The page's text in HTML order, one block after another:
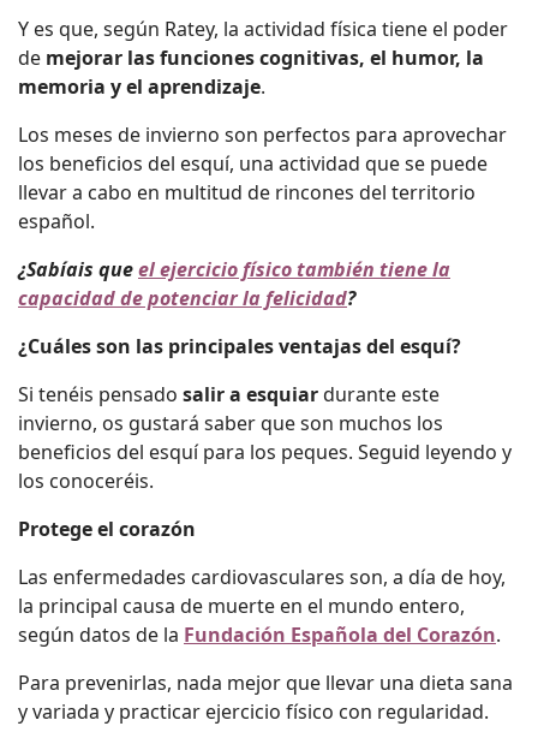
Y es que, según Ratey, la actividad física tiene el poder
de mejorar las funciones cognitivas, el humor, la
memoria y el aprendizaje.
Los meses de invierno son perfectos para aprovechar
los beneficios del esquí, una actividad que se puede
llevar a cabo en multitud de rincones del territorio
español.
¿Sabíais queel ejercicio físico también tiene la
capacidad de potenciar la felicidad?
¿Cuáles son las principales ventajas del esquí?
Si tenéis pensado salir a esquiardurante este
invierno, os gustará saber que son muchos los
beneficios del esquí para los peques. Seguid leyendo y
los conoceréis.
Protege el corazón
Las enfermedades cardiovasculares son, a día de hoy,
la principal causa de muerte en el mundo entero,
según datos de la Fundación Española del Corazón.
Para prevenirlas, nada mejor que llevar una dieta sana
y variada y practicar ejercicio físico con regularidad.